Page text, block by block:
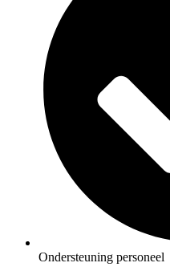
Ondersteuning personeel